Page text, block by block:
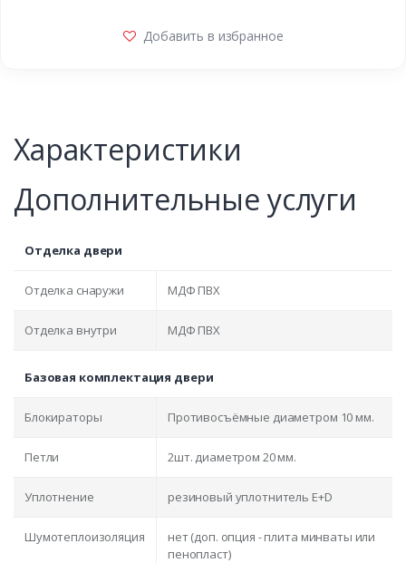
Добавить в избранное
Характеристики
Дополнительные услуги
Отделка двери
Отделка снаружи МДФ ПВХ
Отделка внутри МДФ ПВХ
Базовая комплектация двери
Блокираторы Противосъёмные диаметром 10 мм.
Петли 2шт. диаметром 20 мм.
Уплотнение резиновый уплотнитель E+D
Шумотеплоизоляция
нет (доп. опция - плита минваты или
пенопласт)